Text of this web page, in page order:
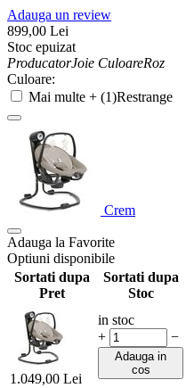
Adauga un review
899,00 Lei
Stoc epuizat
ProducatorJoie CuloareRoz
Culoare:
Mai multe + (1)Restrange
Crem
Adauga la Favorite
Optiuni disponibile
Sortati dupa
Pret
Sortati dupa
Stoc
1.049,00 Lei
in stoc
+
−
Adauga in
cos